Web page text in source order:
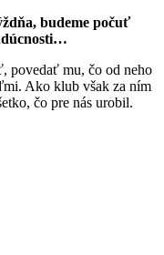
budeme počuť
povedať mu, čo od neho
Ako klub však za ním
čo pre nás urobil.